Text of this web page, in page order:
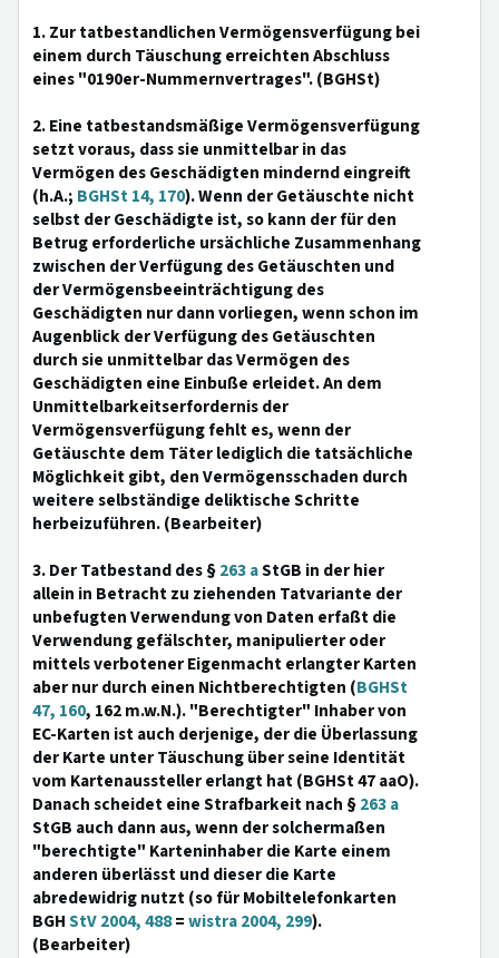
1. Zur tatbestandlichen Vermögensverfügung bei
einem durch Täuschung erreichten Abschluss
eines "0190er-Nummernvertrages". (BGHSt)
2. Eine tatbestandsmäßige Vermögensverfügung
setzt voraus, dass sie unmittelbar in das
Vermögen des Geschädigten mindernd eingreift
(h.A.; BGHSt 14, 170). Wenn der Getäuschte nicht
selbst der Geschädigte ist, so kann der für den
Betrug erforderliche ursächliche Zusammenhang
zwischen der Verfügung des Getäuschten und
der Vermögensbeeinträchtigung des
Geschädigten nur dann vorliegen, wenn schon im
Augenblick der Verfügung des Getäuschten
durch sie unmittelbar das Vermögen des
Geschädigten eine Einbuße erleidet. An dem
Unmittelbarkeitserfordernis der
Vermögensverfügung fehlt es, wenn der
Getäuschte dem Täter lediglich die tatsächliche
Möglichkeit gibt, den Vermögensschaden durch
weitere selbständige deliktische Schritte
herbeizuführen. (Bearbeiter)
3. Der Tatbestand des §263 aStGB in der hier
allein in Betracht zu ziehenden Tatvariante der
unbefugten Verwendung von Daten erfaßt die
Verwendung gefälschter, manipulierter oder
mittels verbotener Eigenmacht erlangter Karten
aber nur durch einen Nichtberechtigten (BGHSt
47, 160, 162 m.w.N.). "Berechtigter" Inhaber von
EC-Karten ist auch derjenige, der die Überlassung
der Karte unter Täuschung über seine Identität
vom Kartenaussteller erlangt hat (BGHSt 47 aaO).
Danach scheidet eine Strafbarkeit nach §263 a
StGB auch dann aus, wenn der solchermaßen
"berechtigte" Karteninhaber die Karte einem
anderen überlässt und dieser die Karte
abredewidrig nutzt (so für Mobiltelefonkarten
BGHStV 2004, 488=wistra 2004, 299).
(Bearbeiter)